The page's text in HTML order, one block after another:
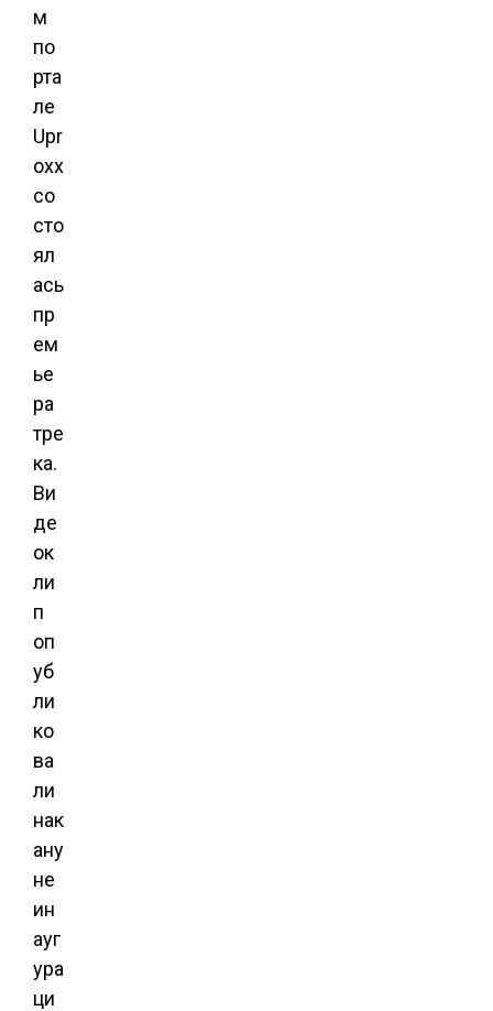
м
по
рта
ле
Upr
oxx
со
сто
ял
ась
пр
ем
ье
ра
тре
ка.
Ви
де
ок
ли
п
оп
уб
ли
ко
ва
ли
нак
ану
не
ин
ауг
ура
ци